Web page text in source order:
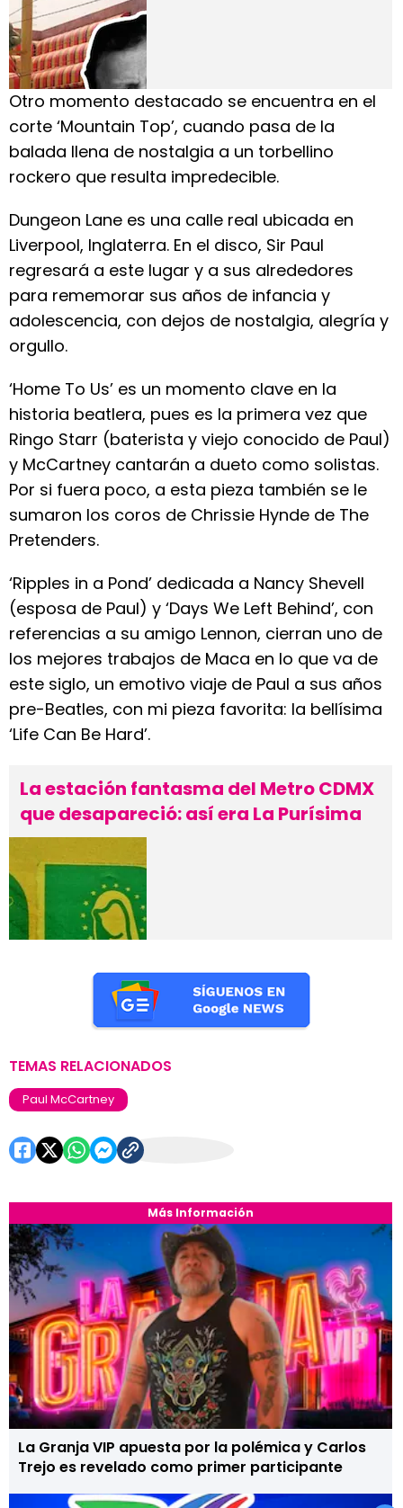
Más Información
La Granja VIP apuesta por la polémica y Carlos
Trejo es revelado como primer participante
Otro momento destacado se encuentra en el
corte ‘Mountain Top’, cuando pasa de la
balada llena de nostalgia a un torbellino
rockero que resulta impredecible.
Dungeon Lane es una calle real ubicada en
Liverpool, Inglaterra. En el disco, Sir Paul
regresará a este lugar y a sus alrededores
para rememorar sus años de infancia y
adolescencia, con dejos de nostalgia, alegría y
orgullo.
‘Home To Us’ es un momento clave en la
historia beatlera, pues es la primera vez que
Ringo Starr (baterista y viejo conocido de Paul)
y McCartney cantarán a dueto como solistas.
Por si fuera poco, a esta pieza también se le
sumaron los coros de Chrissie Hynde de The
Pretenders.
‘Ripples in a Pond’ dedicada a Nancy Shevell
(esposa de Paul) y ‘Days We Left Behind’, con
referencias a su amigo Lennon, cierran uno de
los mejores trabajos de Maca en lo que va de
este siglo, un emotivo viaje de Paul a sus años
pre-Beatles, con mi pieza favorita: la bellísima
‘Life Can Be Hard’.
La estación fantasma del Metro CDMX
que desapareció: así era La Purísima
TEMAS RELACIONADOS
Paul McCartney